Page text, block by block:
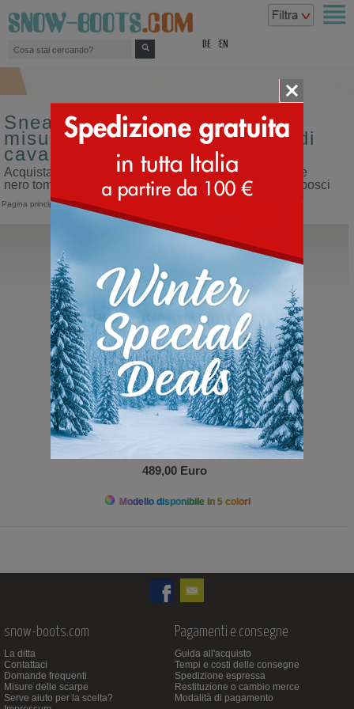
DE EN
Sneakers sportive da donna
misura 46 colore nero tomaia di
cavallino
Acquista sneakers sportive da donna misura 46 colore
nero tomaia di cavallino sul nostro sito dedicato ai doposci
Pagina principale>Donna Sneakers
BnG Real Shoes
Doposci in cavallino
489,00 Euro
Modello disponibile in 5 colori
snow-boots.com
La ditta
Contattaci
Domande frequenti
Misure delle scarpe
Serve aiuto per la scelta?
Pagamenti e consegne
Guida all'acquisto
Tempi e costi delle consegne
Spedizione espressa
Restituzione o cambio merce
Modalità di pagamento